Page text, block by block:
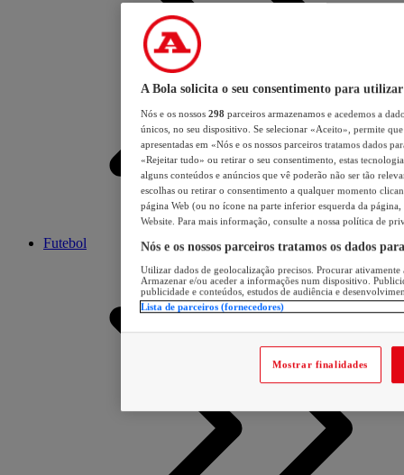
Futebol
A Bola solicita o seu consentimento para utilizar
Nós e os nossos 298 parceiros armazenamos e acedemos a
únicos, no seu dispositivo. Se selecionar «Aceito», permite
apresentadas em «Nós e os nossos parceiros tratamos dados
«Rejeitar tudo» ou retirar o seu consentimento, estas
alguns conteúdos e anúncios que vê poderão não ser tão
escolhas ou retirar o consentimento a qualquer momento
página Web (ou no ícone na parte inferior esquerda da página,
Website. Para mais informação, consulte a nossa política de
Nós e os nossos parceiros tratamos os dados
Utilizar dados de geolocalização precisos. Procurar
Armazenar e/ou aceder a informações num dispositivo.
publicidade e conteúdos, estudos de audiência e
Lista de parceiros (fornecedores)
Mostrar finalidades